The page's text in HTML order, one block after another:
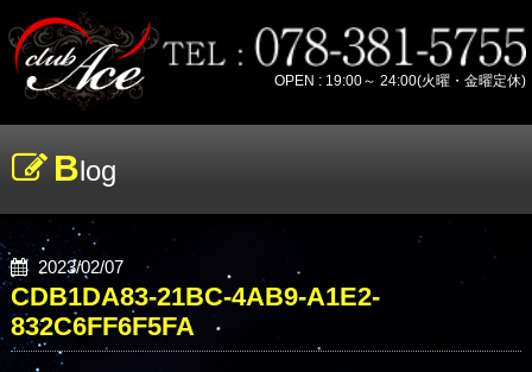
OPEN : 19:00～ 24:00(火曜・金曜定休)
Blog
2023/02/07
CDB1DA83-21BC-4AB9-A1E2-
832C6FF6F5FA